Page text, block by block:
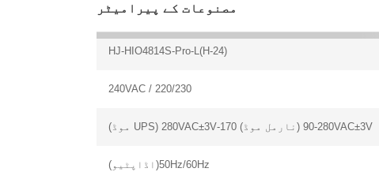
مصنوعات کے پیرامیٹر
HJ-HIO4814S-Pro-L(H-24)
220/230 / 240VAC
90-280VAC±3V (نارمل موڈ) 170-280VAC±3V (UPS موڈ)
50Hz/60Hz(اڈاپٹیو)